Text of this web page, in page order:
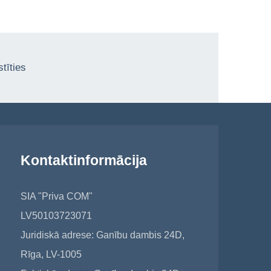
Kontaktinformācija
SIA "Priva COM"
LV50103723071
Juridiskā adrese: Ganību dambis 24D,
Rīga, LV-1005